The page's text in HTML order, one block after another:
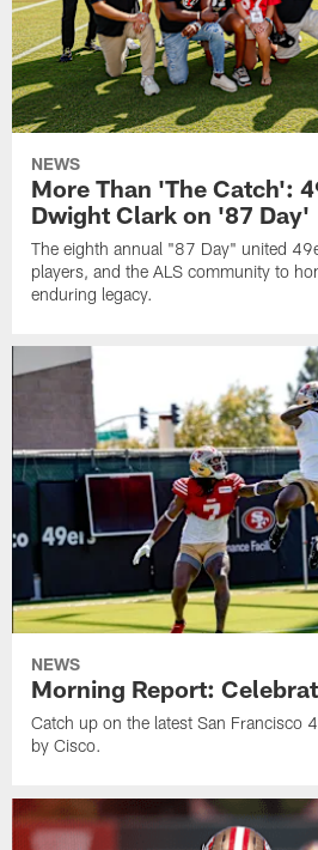
NEWS
More Than 'The Catch':
Dwight Clark on '87 Day'
The eighth annual "87 Day" united
players, and the ALS community to
enduring legacy.
NEWS
Morning Report:
Catch up on the latest San Francisco
by Cisco.